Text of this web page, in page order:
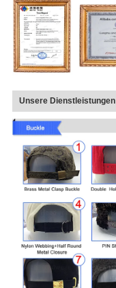
Unsere Dienstleistungen